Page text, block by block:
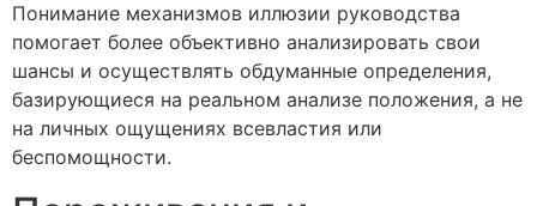
Понимание механизмов иллюзии руководства
помогает более объективно анализировать свои
шансы и осуществлять обдуманные определения,
базирующиеся на реальном анализе положения, а не
на личных ощущениях всевластия или
беспомощности.